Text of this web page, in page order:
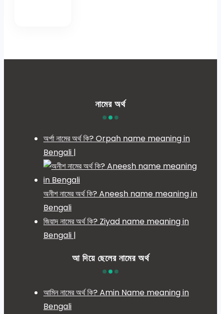
নামের অর্থ
অর্পা নামের অর্থ কি? Orpah name meaning in
Bengali |
অনীশ নামের অর্থ কি? Aneesh name meaning in
Bengali
জিয়াদ নামের অর্থ কি? Ziyad name meaning in
Bengali |
আ দিয়ে ছেলের নামের অর্থ
আমিন নামের অর্থ কি? Amin Name meaning in
Bengali